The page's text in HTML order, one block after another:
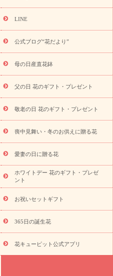
ンドウ)
配達特急便 お祝い商品一覧
院祝い・快気祝い
祝いフラワー
・お悔やみの花
四十九日法要以
ペットのお供えフラワー
お盆（新
お見舞い
お取り寄せギフト
物 ミディ胡蝶蘭
プリザーブ
アレンジメント 花束
スタ
み 胡蝶蘭 胡蝶蘭・花鉢
・お供え
世界初の青色胡蝶蘭
植物
プリザーブドフラワー
セットギフト
セミオーダー
花とみどりのeギフト
ピンク イエローオレンジ
レッ
トルコキキョウ
お祝い・4000円～
お祝い・
お祝い・ 10000円～
お供え・お
LINE
公式ブログ“花だより”
母の日産直花鉢
父の日 花のギフト・プレゼント
敬老の日 花のギフト・プレゼント
喪中見舞い・冬のお供えに贈る花
愛妻の日に贈る花
ホワイトデー 花のギフト・プレゼ
ント
お祝いセットギフト
365日の誕生花
花キューピット公式アプリ